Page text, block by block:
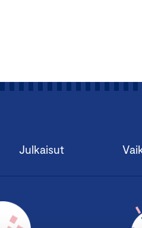
Julkaisut